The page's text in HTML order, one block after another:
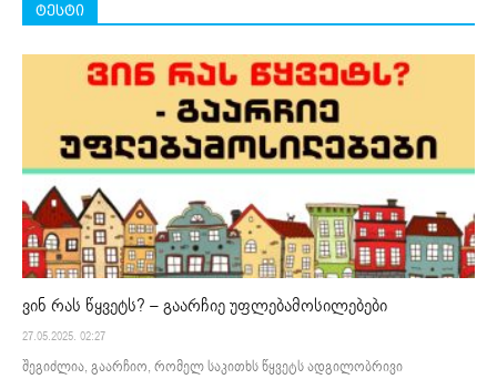
ტესტი
ვინ რას წყვეტს? – გაარჩიე უფლებამოსილებები
27.05.2025. 02:27
შეგიძლია, გაარჩიო, რომელ საკითხს წყვეტს ადგილობრივი